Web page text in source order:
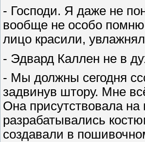
- Господи. Я даже не
вообще не особо
лицо красили,
- Эдвард Каллен не в
- Мы должны сегодня
задвинув штору. Мне
Она присутствовала на
разрабатывались
создавали в